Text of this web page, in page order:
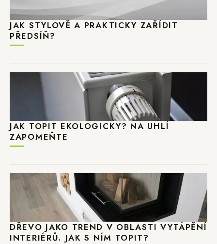
JAK STYLOVĚ A PRAKTICKY ZAŘÍDIT
PŘEDSÍŇ?
JAK TOPIT EKOLOGICKY? NA UHLÍ
ZAPOMEŇTE
DŘEVO JAKO TREND V OBLASTI VYTÁPĚNÍ
INTERIÉRŮ. JAK S NÍM TOPIT?